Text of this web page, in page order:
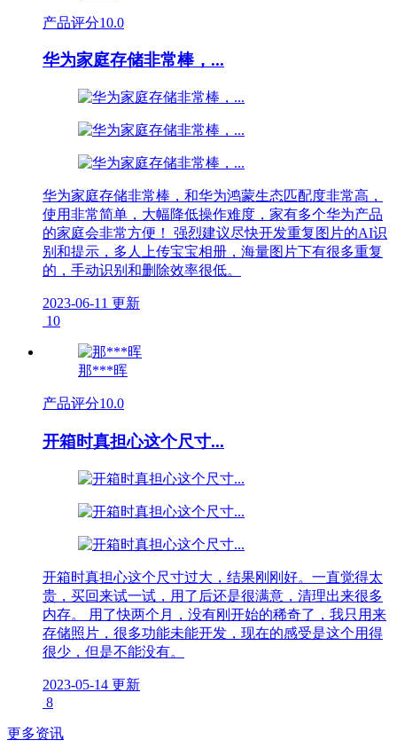
产品评分10.0
华为家庭存储非常棒，...
华为家庭存储非常棒，和华为鸿蒙生态匹配度非常高，
使用非常简单，大幅降低操作难度，家有多个华为产品
的家庭会非常方便！ 强烈建议尽快开发重复图片的AI识
别和提示，多人上传宝宝相册，海量图片下有很多重复
的，手动识别和删除效率很低。
2023-06-11 更新
10
那***晖
产品评分10.0
开箱时真担心这个尺寸...
开箱时真担心这个尺寸过大，结果刚刚好。一直觉得太
贵，买回来试一试，用了后还是很满意，清理出来很多
内存。 用了快两个月，没有刚开始的稀奇了，我只用来
存储照片，很多功能未能开发，现在的感受是这个用得
很少，但是不能没有。
2023-05-14 更新
8
更多资讯